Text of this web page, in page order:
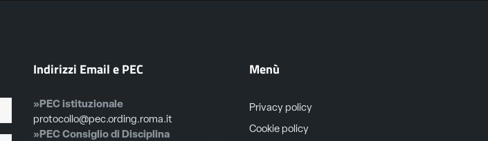
Indirizzi Email e PEC
»PEC istituzionale
protocollo@pec.ording.roma.it
»PEC Consiglio di Disciplina
Menù
Privacy policy
Cookie policy